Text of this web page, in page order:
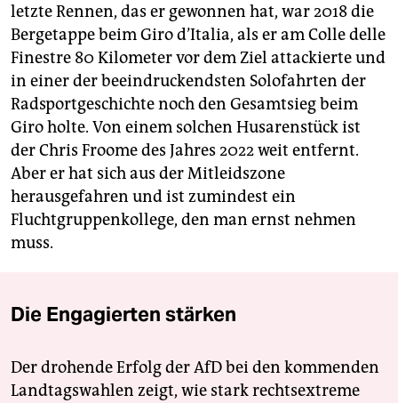
letzte Rennen, das er gewonnen hat, war 2018 die
Berg­etap­pe beim Giro d’Italia, als er am Colle delle
Finestre 80 Kilometer vor dem Ziel attackierte und
in einer der beeindruckendsten Solofahrten der
Radsportgeschichte noch den Gesamtsieg beim
Giro holte. Von einem solchen Husarenstück ist
der Chris Froome des Jahres 2022 weit entfernt.
Aber er hat sich aus der Mitleidszone
herausgefahren und ist zumindest ein
Fluchtgruppenkollege, den man ernst nehmen
muss.
Die Engagierten stärken
Der drohende Erfolg der AfD bei den kommenden
Landtagswahlen zeigt, wie stark rechtsextreme